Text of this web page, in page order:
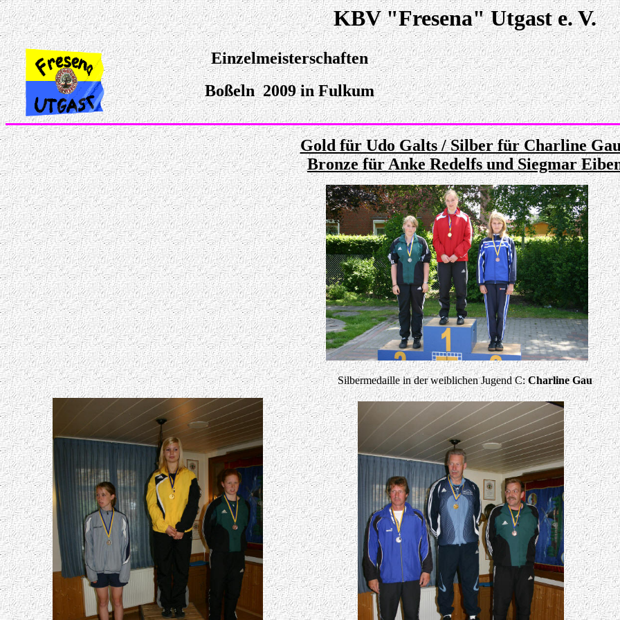
KBV "Fresena" Utgast e. V.
Einzelmeisterschaften
Boßeln 2009 in Fulkum
Gold für Udo Galts / Silber für Charline
Bronze für Anke Redelfs und Siegmar
Silbermedaille in der weiblichen Jugend C:Charline Gau